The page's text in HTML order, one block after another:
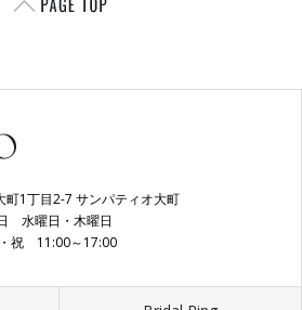
1丁目2-7 サンパティオ大町
水曜日・木曜日
祝 11:00～17:00